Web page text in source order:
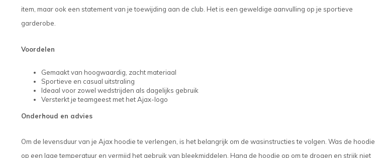
item, maar ook een statement van je toewijding aan de club. Het is een geweldige aanvulling op je sportieve
garderobe.
Voordelen
Gemaakt van hoogwaardig, zacht materiaal
Sportieve en casual uitstraling
Ideaal voor zowel wedstrijden als dagelijks gebruik
Versterkt je teamgeest met het Ajax-logo
Onderhoud en advies
Om de levensduur van je Ajax hoodie te verlengen, is het belangrijk om de wasinstructies te volgen. Was de hoodie
op een lage temperatuur en vermijd het gebruik van bleekmiddelen. Hang de hoodie op om te drogen en strijk niet